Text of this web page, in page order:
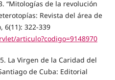
“Mitologías de la revolución
Revista del área de
322-339
articulo?codigo=9148970
La Virgen de la Caridad del
de Cuba: Editorial